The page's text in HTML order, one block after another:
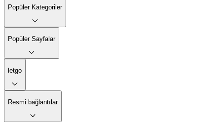
Popüler Kategoriler
Popüler Sayfalar
letgo
Resmi bağlantılar